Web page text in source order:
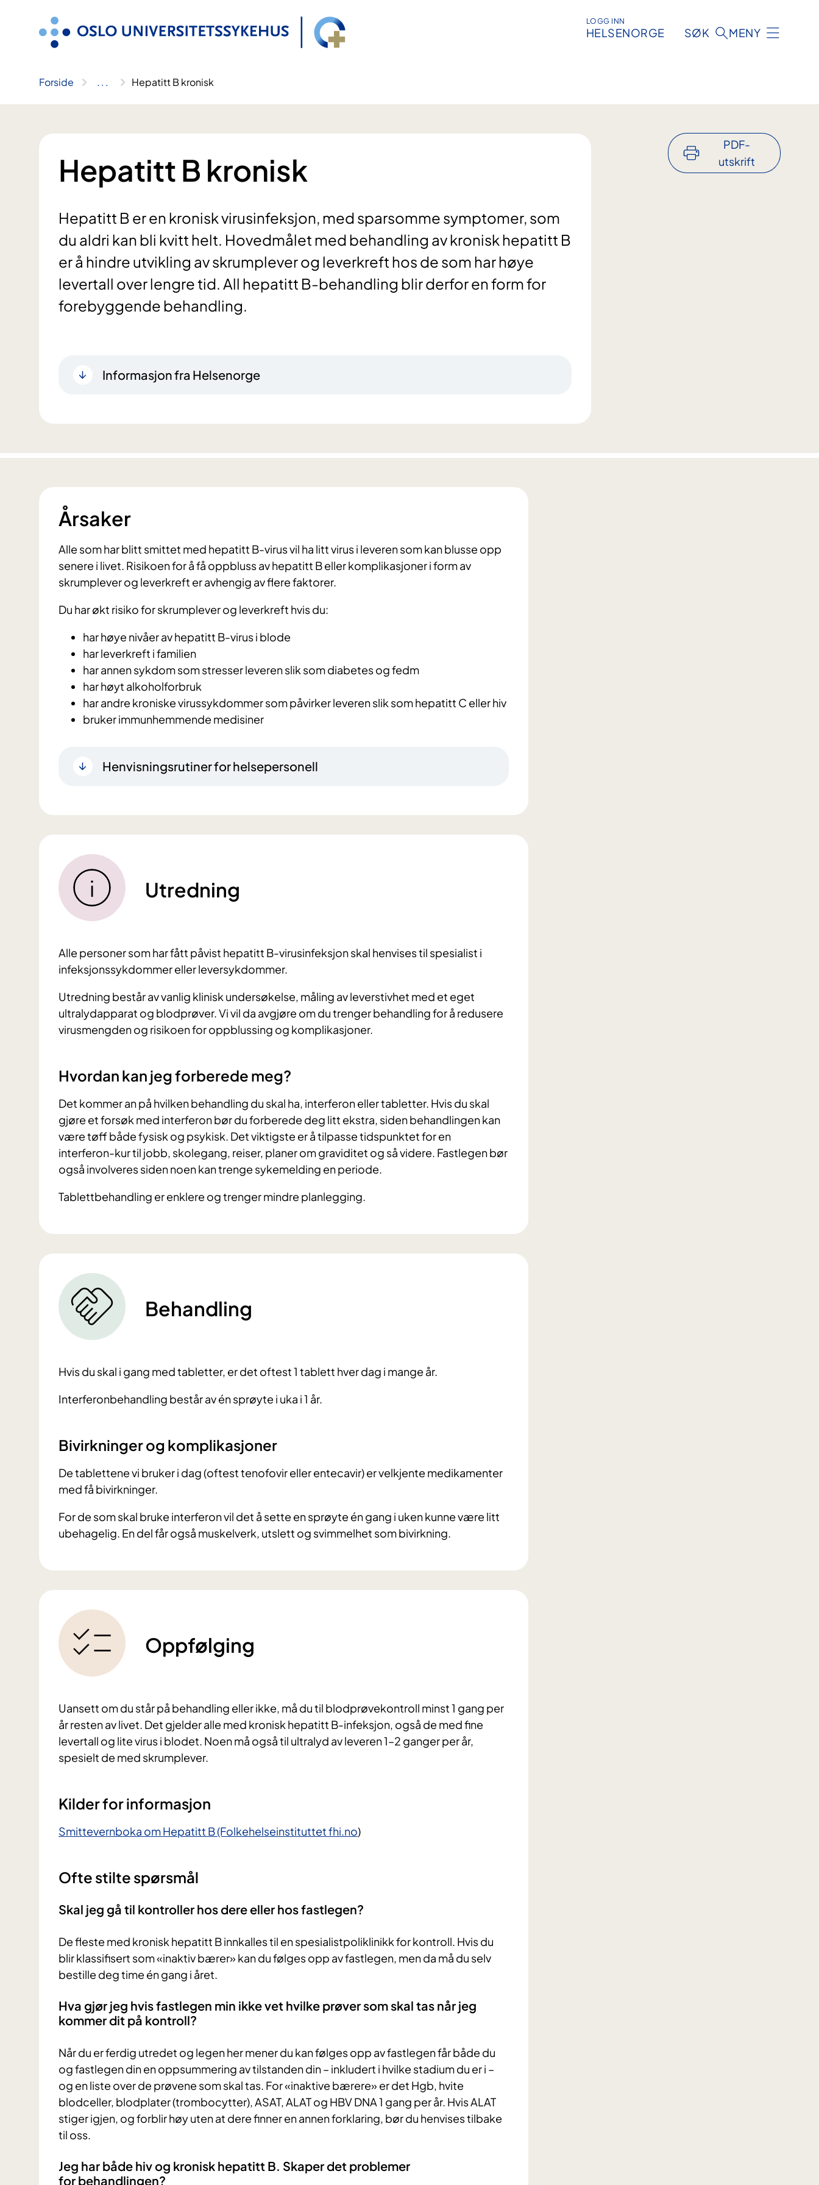
LOGG INN
HELSENORGE SØK MENY
Forside .. . Hepatitt B kronisk
Hepatitt B kronisk
Hepatitt B er en kronisk virusinfeksjon, med sparsomme symptomer, som
du aldri kan bli kvitt helt. Hovedmålet med behandling av kronisk hepatitt B
er å hindre utvikling av skrumplever og leverkreft hos de som har høye
levertall over lengre tid. All hepatitt B-behandling blir derfor en form for
forebyggende behandling.
Informasjon fra Helsenorge
PDF-
utskrift
Årsaker
Alle som har blitt smittet med hepatitt B-virus vil ha litt virus i leveren som kan blusse opp
senere i livet. Risikoen for å få oppbluss av hepatitt B eller komplikasjoner i form av
skrumplever og leverkreft er avhengig av flere faktorer.
Du har økt risiko for skrumplever og leverkreft hvis du:
har høye nivåer av hepatitt B-virus i blode
har leverkreft i familien
har annen sykdom som stresser leveren slik som diabetes og fedm
har høyt alkoholforbruk
har andre kroniske virussykdommer som påvirker leveren slik som hepatitt C eller hiv
bruker immunhemmende medisiner
Henvisningsrutiner for helsepersonell
Utredning
Alle personer som har fått påvist hepatitt B-virusinfeksjon skal henvises til spesialist i
infeksjonssykdommer eller leversykdommer.
Utredning består av vanlig klinisk undersøkelse, måling av leverstivhet med et eget
ultralydapparat og blodprøver. Vi vil da avgjøre om du trenger behandling for å redusere
virusmengden og risikoen for oppblussing og komplikasjoner.
Hvordan kan jeg forberede meg?
Det kommer an på hvilken behandling du skal ha, interferon eller tabletter. Hvis du skal
gjøre et forsøk med interferon bør du forberede deg litt ekstra, siden behandlingen kan
være tøff både fysisk og psykisk. Det viktigste er å tilpasse tidspunktet for en
interferon-kur til jobb, skolegang, reiser, planer om graviditet og så videre. Fastlegen bør
også involveres siden noen kan trenge sykemelding en periode.
Tablettbehandling er enklere og trenger mindre planlegging.
Behandling
Hvis du skal i gang med tabletter, er det oftest 1 tablett hver dag i mange år.
Interferonbehandling består av én sprøyte i uka i 1 år.
Bivirkninger og komplikasjoner
De tablettene vi bruker i dag (oftest tenofovir eller entecavir) er velkjente medikamenter
med få bivirkninger.
For de som skal bruke interferon vil det å sette en sprøyte én gang i uken kunne være litt
ubehagelig. En del får også muskelverk, utslett og svimmelhet som bivirkning.
Oppfølging
Uansett om du står på behandling eller ikke, må du til blodprøvekontroll minst 1 gang per
år resten av livet. Det gjelder alle med kronisk hepatitt B-infeksjon, også de med fine
levertall og lite virus i blodet. Noen må også til ultralyd av leveren 1–2 ganger per år,
spesielt de med skrumplever.
Kilder for informasjon
Smittevernboka om Hepatitt B (Folkehelseinstituttet fhi.no)
Ofte stilte spørsmål
Skal jeg gå til kontroller hos dere eller hos fastlegen?
De fleste med kronisk hepatitt B innkalles til en spesialistpoliklinikk for kontroll. Hvis du
blir klassifisert som «inaktiv bærer» kan du følges opp av fastlegen, men da må du selv
bestille deg time én gang i året.
Hva gjør jeg hvis fastlegen min ikke vet hvilke prøver som skal tas når jeg
kommer dit på kontroll?
Når du er ferdig utredet og legen her mener du kan følges opp av fastlegen får både du
og fastlegen din en oppsummering av tilstanden din – inkludert i hvilke stadium du er i –
og en liste over de prøvene som skal tas. For «inaktive bærere» er det Hgb, hvite
blodceller, blodplater (trombocytter), ASAT, ALAT og HBV DNA 1 gang per år. Hvis ALAT
stiger igjen, og forblir høy uten at dere finner en annen forklaring, bør du henvises tilbake
til oss.
Jeg har både hiv og kronisk hepatitt B. Skaper det problemer
for behandlingen?